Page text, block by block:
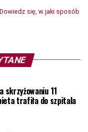
Dowiedz się, w jaki sposób
11
trafiła do szpitala